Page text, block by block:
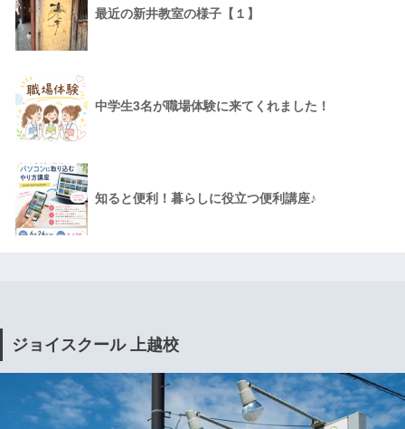
最近の新井教室の様子【１】
中学生3名が職場体験に来てくれました！
知ると便利！暮らしに役立つ便利講座♪
ジョイスクール 上越校